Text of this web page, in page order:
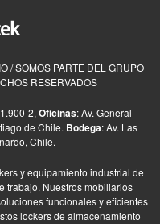
/ SOMOS PARTE DEL GRUPO
RESERVADOS
2,Oficinas: Av. General
de Chile. Bodega: Av. Las
Chile.
y equipamiento industrial de
trabajo. Nuestros mobiliarios
funcionales y eficientes
lockers de almacenamiento